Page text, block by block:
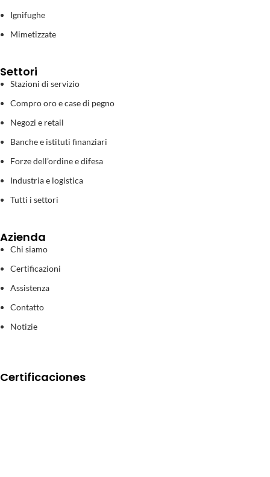
Ignifughe
Mimetizzate
Settori
Stazioni di servizio
Compro oro e case di pegno
Negozi e retail
Banche e istituti finanziari
Forze dell’ordine e difesa
Industria e logistica
Tutti i settori
Azienda
Chi siamo
Certificazioni
Assistenza
Contatto
Notizie
Certificaciones